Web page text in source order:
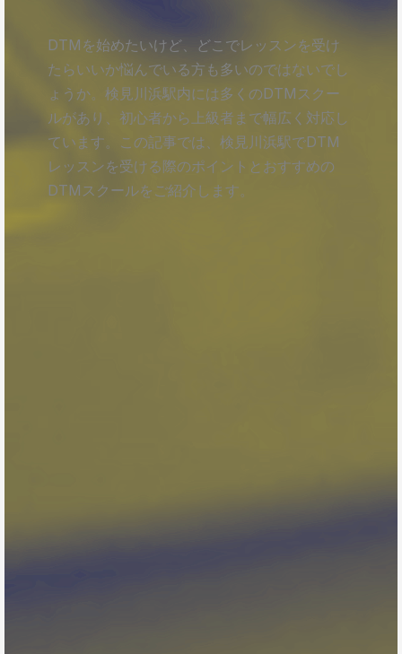
DTMを始めたいけど、どこでレッスンを受け
たらいいか悩んでいる方も多いのではないでし
ょうか。検見川浜駅内には多くのDTMスクー
ルがあり、初心者から上級者まで幅広く対応し
ています。この記事では、検見川浜駅でDTM
レッスンを受ける際のポイントとおすすめの
DTMスクールをご紹介します。